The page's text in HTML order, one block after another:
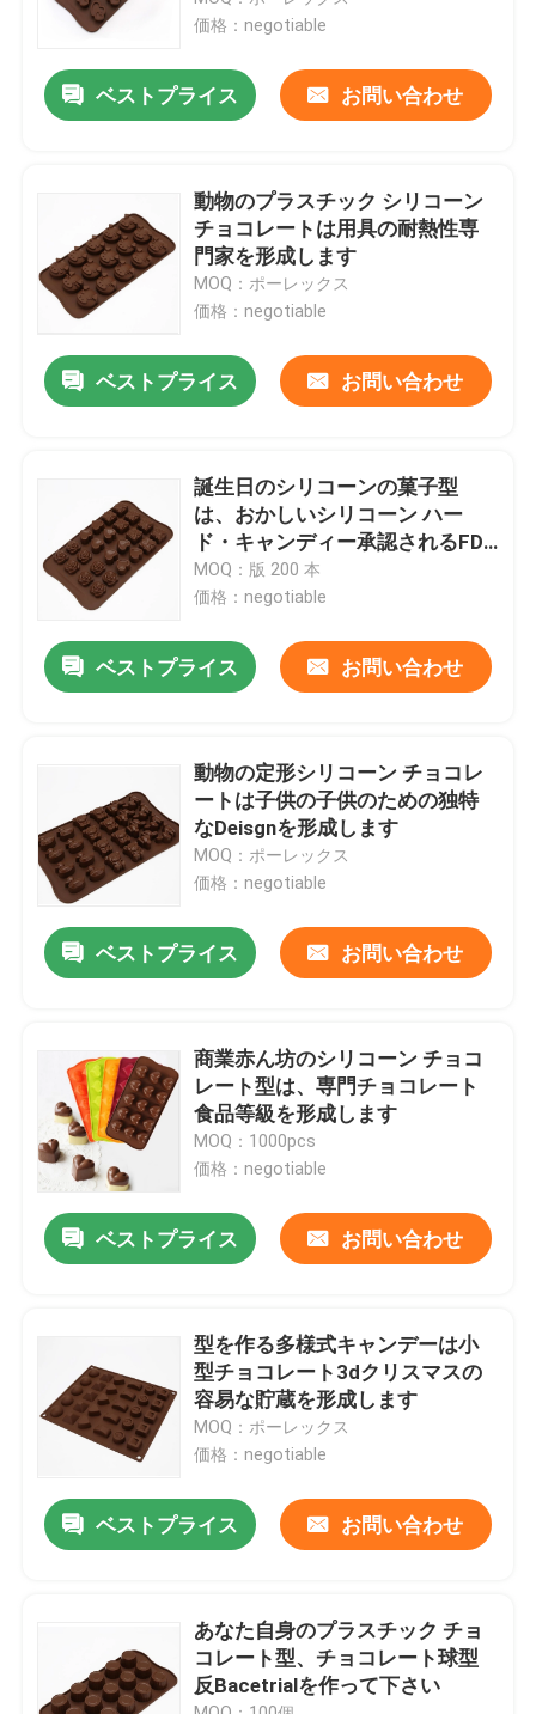
プロダクト
私達について
工場旅行
私達に連絡しなさい
シリコーン型を形づけなさい
アイス・キューブのシリコーン型
ケーキのシリコーン型
価格：negotiable
ベストプライス お問い合わせ
動物のプラスチック シリコーン
チョコレートは用具の耐熱性専
門家を形成します
MOQ：ポーレックス
価格：negotiable
ベストプライス お問い合わせ
誕生日のシリコーンの菓子型
は、おかしいシリコーン ハー
ド・キャンディー承認されるFDA
を形成します
MOQ：版 200 本
価格：negotiable
ベストプライス お問い合わせ
動物の定形シリコーン チョコレ
ートは子供の子供のための独特
なDeisgnを形成します
MOQ：ポーレックス
価格：negotiable
ベストプライス お問い合わせ
商業赤ん坊のシリコーン チョコ
レート型は、専門チョコレート
食品等級を形成します
MOQ：1000pcs
価格：negotiable
ベストプライス お問い合わせ
型を作る多様式キャンデーは小
型チョコレート3dクリスマスの
容易な貯蔵を形成します
MOQ：ポーレックス
価格：negotiable
ベストプライス お問い合わせ
あなた自身のプラスチック チョ
コレート型、チョコレート球型
反Bacetrialを作って下さい